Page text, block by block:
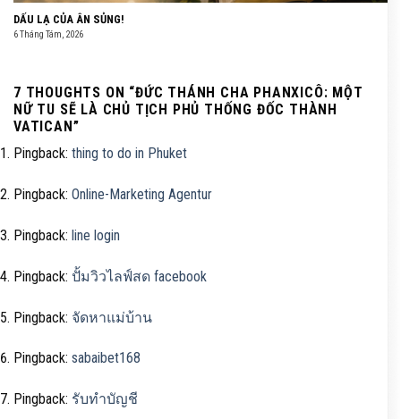
DẤU LẠ CỦA ÂN SỦNG!
6 Tháng Tám, 2026
7 THOUGHTS ON “ĐỨC THÁNH CHA PHANXICÔ: MỘT
NỮ TU SẼ LÀ CHỦ TỊCH PHỦ THỐNG ĐỐC THÀNH
VATICAN ”
Pingback: thing to do in Phuket
Pingback: Online-Marketing Agentur
Pingback: line login
Pingback: ปั้มวิวไลฟ์สด facebook
Pingback: จัดหาแม่บ้าน
Pingback: sabaibet168
Pingback: รับทำบัญชี